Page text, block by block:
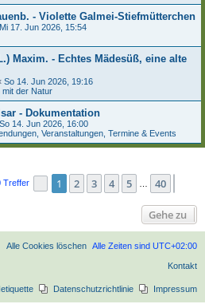
- Violette Galmei-Stiefmütterchen
Mi 17. Jun 2026, 15:54
Maxim. - Echtes Mädesüß, eine alte
So 14. Jun 2026, 19:16
mit der Natur
- Dokumentation
So 14. Jun 2026, 16:00
Veranstaltungen, Termine & Events
Treffer Seite 1von 40
1 2 3 4 5 40
Gehe zu
Alle Zeiten sind UTC+02:00
Alle Cookies löschen
Kontakt
Impressum
Datenschutzrichtlinie